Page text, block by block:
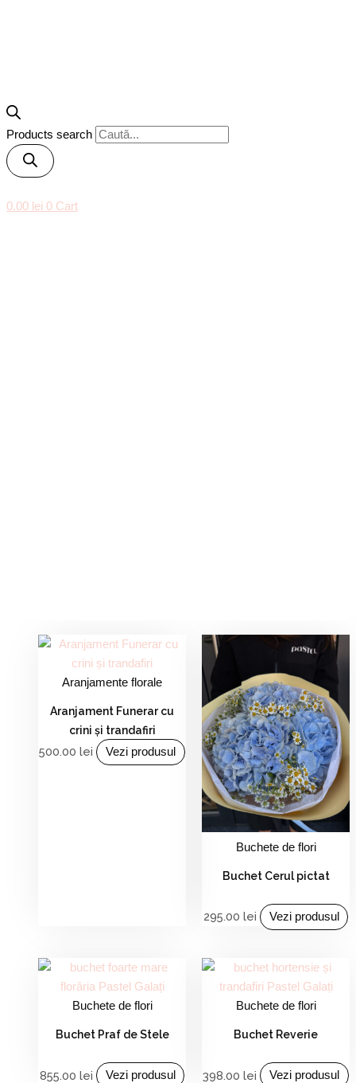
Products search
0.00 lei 0 Cart
Aranjamente florale
Aranjament Funerar cu
crini și trandafiri
500.00lei Vezi produsul
Buchete de flori
Buchet Cerul pictat
295.00 lei Vezi produsul
Buchete de flori
Buchet Praf de Stele
855.00 lei Vezi produsul
Buchete de flori
Buchet Reverie
398.00lei Vezi produsul